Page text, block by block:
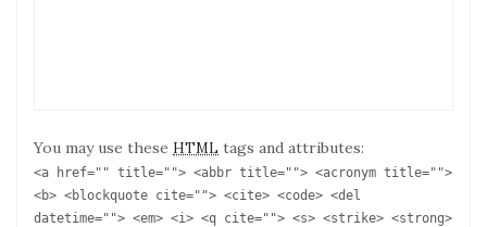
You may use these HTML tags and attributes:
<a href="" title=""> <abbr title=""> <acronym title="">
<b> <blockquote cite=""> <cite> <code> <del
datetime=""> <em> <i> <q cite=""> <s> <strike> <strong>